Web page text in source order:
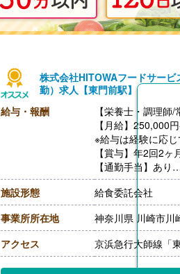
株式会社HITOWAフードサー
勤）求人【東門前駅】
給与・報酬
【栄養士・調理師
【月給】250,000
※給与は経験に応
【賞与】年2回2ヶ
【通勤手当】あり
※公共交通機関:上
※マイカー通勤:片
【昇給】あり（年
【退職金】あり（
施設形態
給食委託会社
事業所所在地
神奈川県 川崎市川
アクセス
京浜急行大師線「